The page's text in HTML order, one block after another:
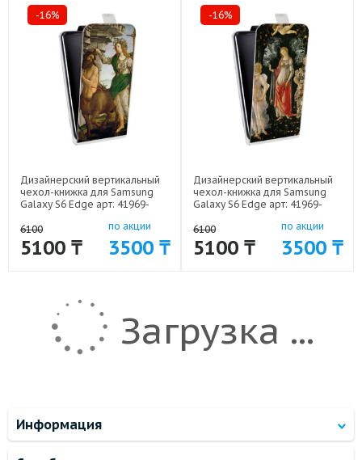
-16%
Дизайнерский вертикальный
чехол-книжка для Samsung
Galaxy S6 Edge арт: 41969-
6100
5100 ₸
по акции
3500 ₸
-16%
Дизайнерский вертикальный
чехол-книжка для Samsung
Galaxy S6 Edge арт: 41969-
6100
5100 ₸
по акции
3500 ₸
Загрузка ...
Информация